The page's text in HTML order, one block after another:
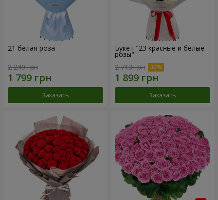
21 белая роза
2 249 грн
Заказать
Букет "23 красные и белые
розы"
2 713 грн
Заказать